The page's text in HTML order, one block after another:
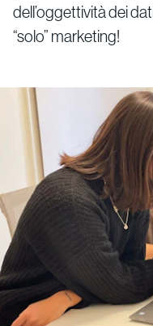
dell’oggettività dei
“solo” marketing!